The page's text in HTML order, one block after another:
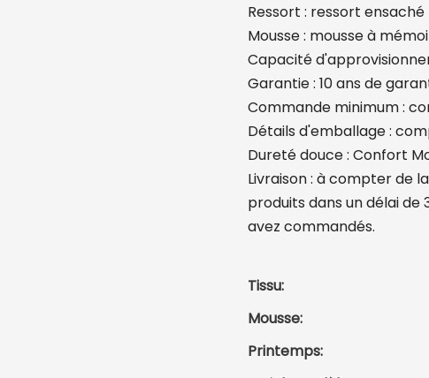
Ressort : ressort ensaché
Mousse : mousse à
Capacité
Garantie : 10 ans de
Commande minimum :
Détails d'emballage :
Dureté douce : Confort
Livraison : à compter de
produits dans un délai
avez commandés.
Tissu:
Mousse:
Printemps: